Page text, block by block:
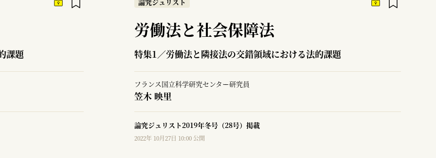
課題
論究ジュリスト
労働法と社会保障法
特集1／労働法と隣接法の交錯領域における法的課題
フランス国立科学研究センター研究員
笠木 映里
論究ジュリスト2019年冬号（28号）掲載
2022年 10月27日 10:00 公開